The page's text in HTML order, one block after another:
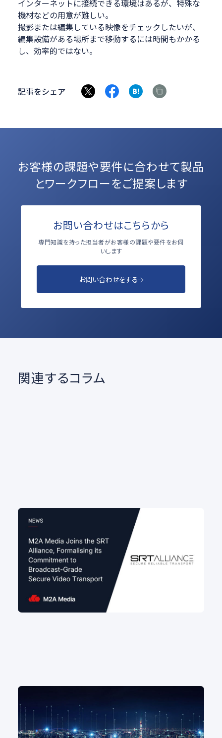
インターネットに接続できる環境はあるが、特殊な
機材などの用意が難しい。
撮影または編集している映像をチェックしたいが、
編集設備がある場所まで移動するには時間もかかる
し、効率的ではない。
記事をシェア
お客様の課題や要件に合わせて製品
とワークフローをご提案します
お問い合わせはこちらから
専門知識を持った担当者がお客様の課題や要件をお伺
いします
お問い合わせをする
関連するコラム
M2A MediaがSRT Allianceに加盟、放送クオリティ
の安全なビデオ配信への取り組みを正式化
映像伝送 #SRT#ライブ配信#映像伝送
IP映像伝送のメリットから考える、IP映像伝送の簡単
な実現方法
映像伝送 #ライブ配信